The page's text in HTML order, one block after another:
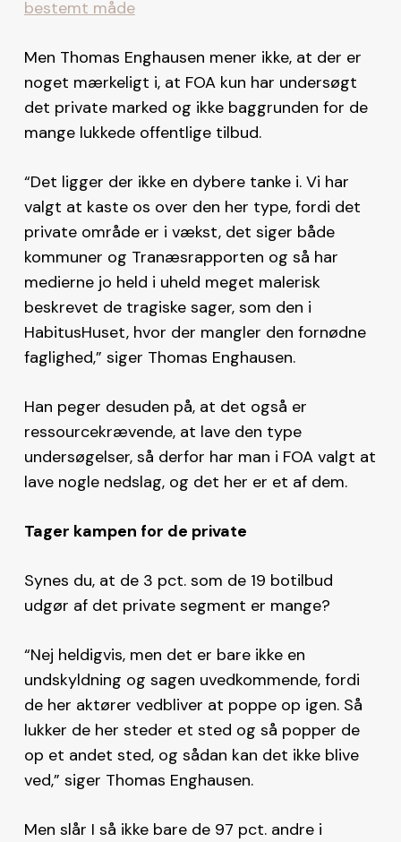
bestemt måde
Men Thomas Enghausen mener ikke, at der er
noget mærkeligt i, at FOA kun har undersøgt
det private marked og ikke baggrunden for de
mange lukkede offentlige tilbud.
“Det ligger der ikke en dybere tanke i. Vi har
valgt at kaste os over den her type, fordi det
private område er i vækst, det siger både
kommuner og Tranæsrapporten og så har
medierne jo held i uheld meget malerisk
beskrevet de tragiske sager, som den i
HabitusHuset, hvor der mangler den fornødne
faglighed,” siger Thomas Enghausen.
Han peger desuden på, at det også er
ressourcekrævende, at lave den type
undersøgelser, så derfor har man i FOA valgt at
lave nogle nedslag, og det her er et af dem.
Tager kampen for de private
Synes du, at de 3 pct. som de 19 botilbud
udgør af det private segment er mange?
“Nej heldigvis, men det er bare ikke en
undskyldning og sagen uvedkommende, fordi
de her aktører vedbliver at poppe op igen. Så
lukker de her steder et sted og så popper de
op et andet sted, og sådan kan det ikke blive
ved,” siger Thomas Enghausen.
Men slår I så ikke bare de 97 pct. andre i